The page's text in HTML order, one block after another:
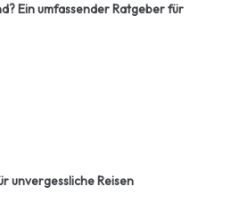
Ein umfassender Ratgeber für
unvergessliche Reisen